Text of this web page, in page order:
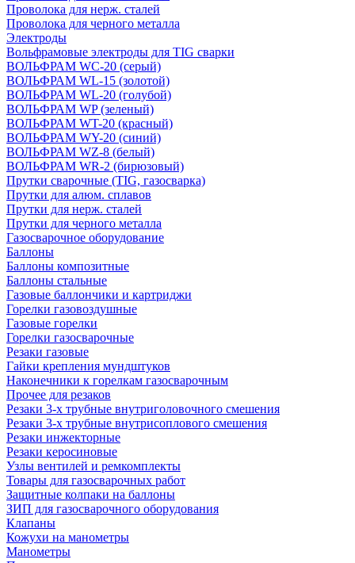
Проволока для нерж. сталей
Проволока для черного металла
Электроды
Вольфрамовые электроды для TIG сварки
ВОЛЬФРАМ WC-20 (серый)
ВОЛЬФРАМ WL-15 (золотой)
ВОЛЬФРАМ WL-20 (голубой)
ВОЛЬФРАМ WP (зеленый)
ВОЛЬФРАМ WT-20 (красный)
ВОЛЬФРАМ WY-20 (синий)
ВОЛЬФРАМ WZ-8 (белый)
ВОЛЬФРАМ WR-2 (бирюзовый)
Прутки сварочные (TIG, газосварка)
Прутки для алюм. сплавов
Прутки для нерж. сталей
Прутки для черного металла
Газосварочное оборудование
Баллоны
Баллоны композитные
Баллоны стальные
Газовые баллончики и картриджи
Горелки газовоздушные
Газовые горелки
Горелки газосварочные
Резаки газовые
Гайки крепления мундштуков
Наконечники к горелкам газосварочным
Прочее для резаков
Резаки 3-х трубные внутриголовочного смешения
Резаки 3-х трубные внутрисоплового смешения
Резаки инжекторные
Резаки керосиновые
Узлы вентилей и ремкомплекты
Товары для газосварочных работ
Защитные колпаки на баллоны
ЗИП для газосварочного оборудования
Клапаны
Кожухи на манометры
Манометры